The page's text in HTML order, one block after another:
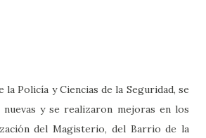
la Policía y Ciencias de la Seguridad, se
y se realizaron mejoras en los
del Magisterio, del Barrio de la